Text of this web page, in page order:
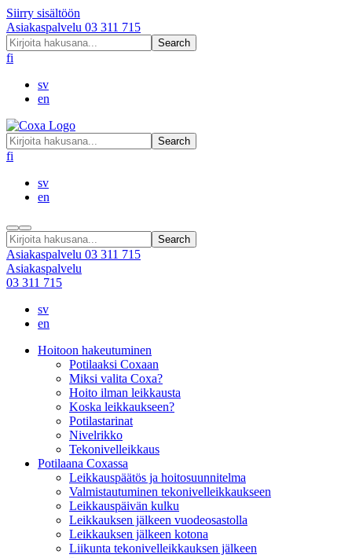
Siirry sisältöön
Asiakaspalvelu 03 311 715
Search
fi
sv
en
Search
fi
sv
en
Search
Asiakaspalvelu 03 311 715
Asiakaspalvelu
03 311 715
sv
en
Hoitoon hakeutuminen
Potilaaksi Coxaan
Miksi valita Coxa?
Hoito ilman leikkausta
Koska leikkaukseen?
Potilastarinat
Nivelrikko
Tekonivelleikkaus
Potilaana Coxassa
Leikkauspäätös ja hoitosuunnitelma
Valmistautuminen tekonivelleikkaukseen
Leikkauspäivän kulku
Leikkauksen jälkeen vuodeosastolla
Leikkauksen jälkeen kotona
Liikunta tekonivelleikkauksen jälkeen